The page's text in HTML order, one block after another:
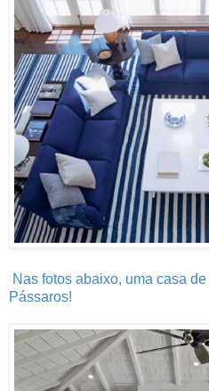
Nas fotos abaixo, uma casa
Pássaros!